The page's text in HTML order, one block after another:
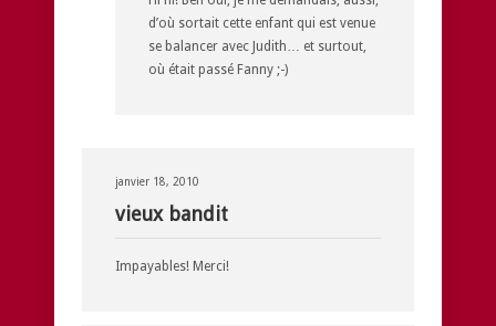
d’où sortait cette enfant qui est venue
se balancer avec Judith… et surtout,
où était passé Fanny ;-)
janvier 18, 2010
vieux bandit
Impayables! Merci!